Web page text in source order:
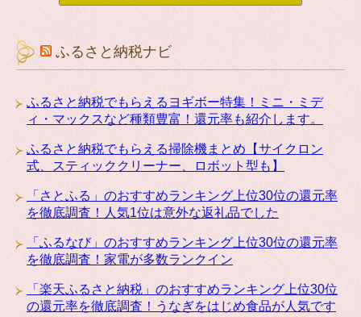
ふるさと納税ナビ
ふるさと納税でもらえるヨギボー特集！ミニ・ミデ
ィ・マックスなど種類豊富！還元率も紹介します。
ふるさと納税でもらえる掃除機まとめ【サイクロン
式、スティッククリーナー、ロボット型も】
「さとふる」のおすすめランキング上位30位の還元率
を徹底調査！人気1位は意外な返礼品でした
「ふるなび」のおすすめランキング上位30位の還元率
を徹底調査！家電が多数ランクイン
「楽天ふるさと納税」のおすすめランキング上位30位
の還元率を徹底調査！うなぎをはじめ食品が人気です